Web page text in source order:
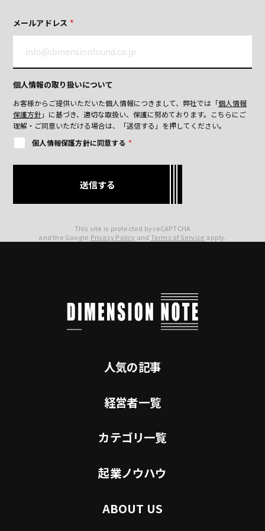
メールアドレス *
個人情報の取り扱いについて
お客様からご提供いただいた個人情報につきまして、弊社では「個人情報
保護方針」に基づき、適切な取扱い、保護に努めております。 こちらにご
理解・ご同意いただける場合は、「送信する」を押してください。
個人情報保護方針に同意する *
This site is protected by reCAPTCHA
and the Google Privacy Policy and Terms of Service apply.
人気の記事
経営者一覧
カテゴリ一覧
起業ノウハウ
ABOUT US